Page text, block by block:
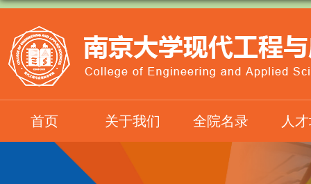
首页 关于我们 全院名录 人